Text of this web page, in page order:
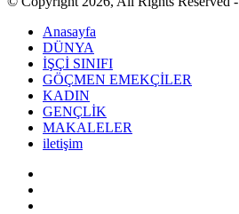
Anasayfa
DÜNYA
İŞÇİ SINIFI
GÖÇMEN EMEKÇİLER
KADIN
GENÇLİK
MAKALELER
iletişim